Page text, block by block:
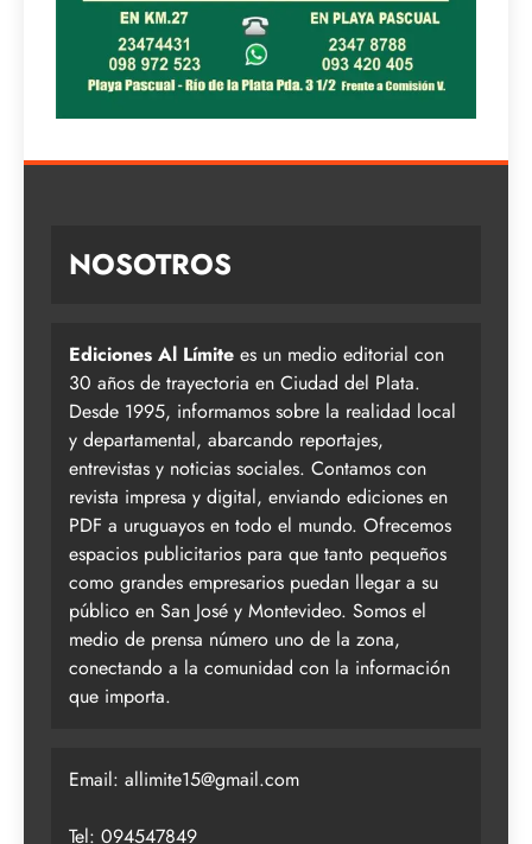
NOSOTROS
Ediciones Al Límite es un medio editorial con
30 años de trayectoria en Ciudad del Plata.
Desde 1995, informamos sobre la realidad local
y departamental, abarcando reportajes,
entrevistas y noticias sociales. Contamos con
revista impresa y digital, enviando ediciones en
PDF a uruguayos en todo el mundo. Ofrecemos
espacios publicitarios para que tanto pequeños
como grandes empresarios puedan llegar a su
público en San José y Montevideo. Somos el
medio de prensa número uno de la zona,
conectando a la comunidad con la información
que importa.
Email: allimite15@gmail.com
Tel: 094547849